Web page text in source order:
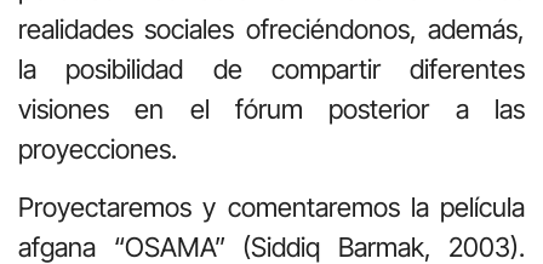
realidades sociales ofreciéndonos, además,
la posibilidad de compartir diferentes
visiones en el fórum posterior a las
proyecciones.
Proyectaremos y comentaremos la película
afgana “OSAMA” (Siddiq Barmak, 2003).